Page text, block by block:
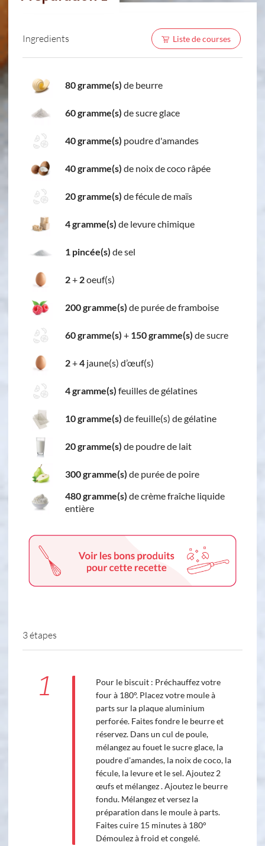
Ingredients Liste de courses
80 gramme(s) de beurre
60 gramme(s) de sucre glace
40 gramme(s) poudre d'amandes
40 gramme(s) de noix de coco râpée
20 gramme(s) de fécule de maïs
4 gramme(s) de levure chimique
1 pincée(s) de sel
2+ 2oeuf(s)
200 gramme(s) de purée de framboise
60 gramme(s) + 150 gramme(s) de sucre
2+4 jaune(s) d’œuf(s)
4 gramme(s) feuilles de gélatines
10 gramme(s) de feuille(s) de gélatine
20 gramme(s) de poudre de lait
300 gramme(s) de purée de poire
480 gramme(s) de crème fraîche liquide
entière
3 étapes
1
Pour le biscuit : Préchauffez votre
four à 180°. Placez votre moule à
parts sur la plaque aluminium
perforée. Faites fondre le beurre et
réservez. Dans un cul de poule,
mélangez au fouet le sucre glace, la
poudre d'amandes, la noix de coco, la
fécule, la levure et le sel. Ajoutez 2
œufs et mélangez . Ajoutez le beurre
fondu. Mélangez et versez la
préparation dans le moule à parts.
Faites cuire 15 minutes à 180°
Démoulez à froid et congelé.